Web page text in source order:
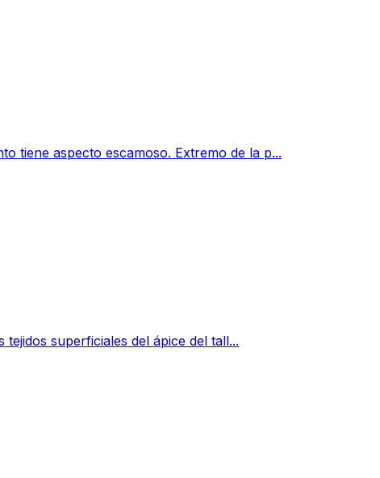
tiene aspecto escamoso. Extremo de la p...
superficiales del ápice del tall...